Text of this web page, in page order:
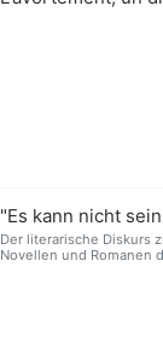
"Es kann nicht
Der literarische Diskurs
Novellen und Romanen